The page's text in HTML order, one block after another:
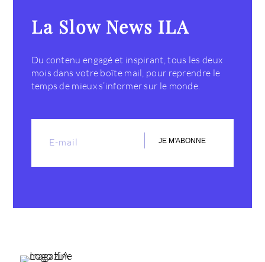
La Slow News ILA
Du contenu engagé et inspirant, tous les deux
mois dans votre boîte mail, pour reprendre le
temps de mieux s’informer sur le monde.
JE M'ABONNE